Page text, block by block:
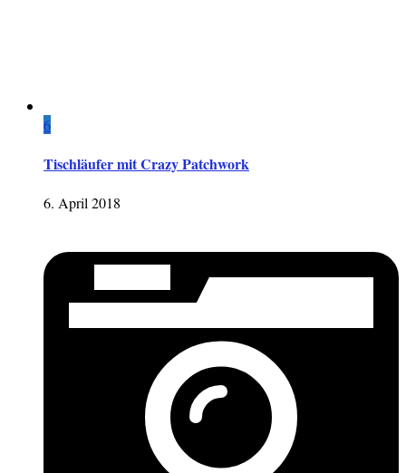
6
Tischläufer mit Crazy Patchwork
6. April 2018